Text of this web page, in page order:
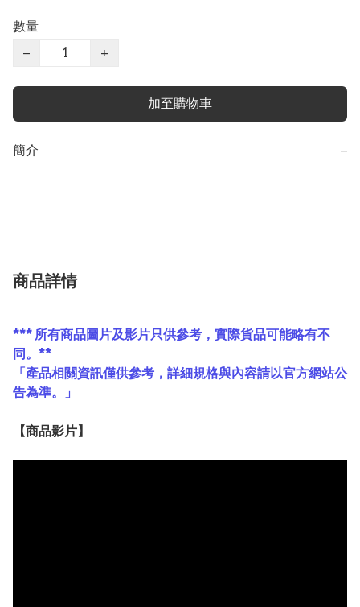
數量
−
+
加至購物車
簡介 −
商品詳情
*** 所有商品圖片及影片只供參考，實際貨品可能略有不
同。**
「產品相關資訊僅供參考，詳細規格與內容請以官方網站公
告為準。」
【商品影片】